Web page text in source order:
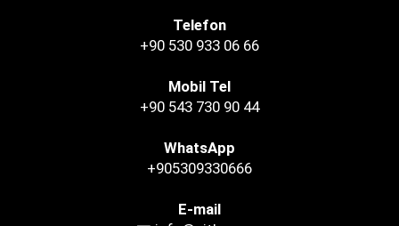
Telefon
+90 530 933 06 66
Mobil Tel
+90 543 730 90 44
WhatsApp
+905309330666
E-mail